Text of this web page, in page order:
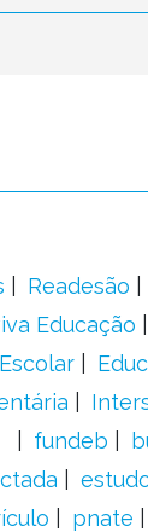
Readesão
Educação
fundeb
pnate